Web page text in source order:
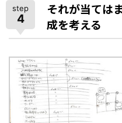
step
4
それが当ては
成を考える